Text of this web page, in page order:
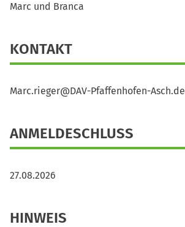
Marc und Branca
KONTAKT
Marc.rieger@DAV-Pfaffenhofen-Asch.de
ANMELDESCHLUSS
27.08.2026
HINWEIS